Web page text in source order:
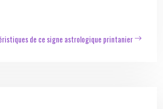
de ce signe astrologique printanier